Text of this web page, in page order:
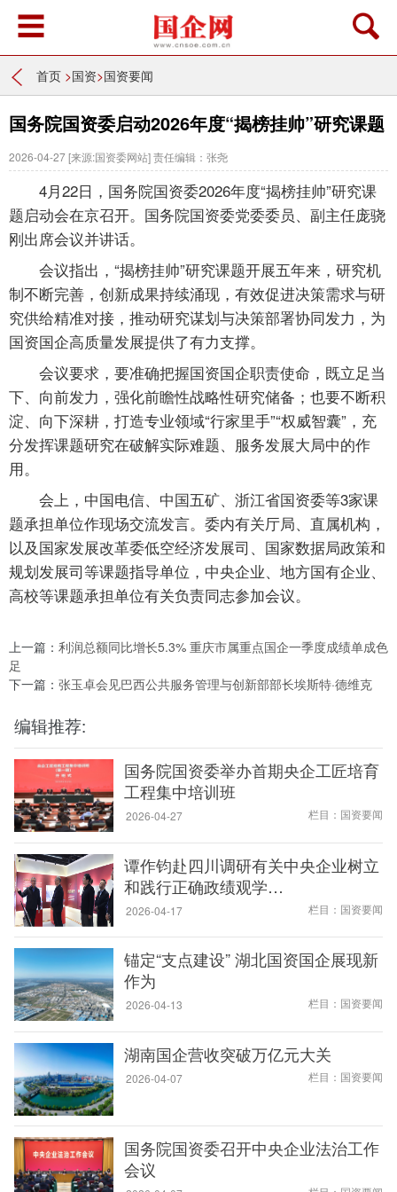
首页 >国资>国资要闻
国务院国资委启动2026年度“揭榜挂帅”研究课题
2026-04-27[来源:国资委网站]责任编辑：张尧
4月22日，国务院国资委2026年度“揭榜挂帅”研究课
题启动会在京召开。国务院国资委党委委员、副主任庞骁
刚出席会议并讲话。
会议指出，“揭榜挂帅”研究课题开展五年来，研究机
制不断完善，创新成果持续涌现，有效促进决策需求与研
究供给精准对接，推动研究谋划与决策部署协同发力，为
国资国企高质量发展提供了有力支撑。
会议要求，要准确把握国资国企职责使命，既立足当
下、向前发力，强化前瞻性战略性研究储备；也要不断积
淀、向下深耕，打造专业领域“行家里手”“权威智囊”，充
分发挥课题研究在破解实际难题、服务发展大局中的作
用。
会上，中国电信、中国五矿、浙江省国资委等3家课
题承担单位作现场交流发言。委内有关厅局、直属机构，
以及国家发展改革委低空经济发展司、国家数据局政策和
规划发展司等课题指导单位，中央企业、地方国有企业、
高校等课题承担单位有关负责同志参加会议。
上一篇： 利润总额同比增长5.3% 重庆市属重点国企一季度成绩单成色
足
下一篇： 张玉卓会见巴西公共服务管理与创新部部长埃斯特·德维克
编辑推荐:
国务院国资委举办首期央企工匠培育
工程集中培训班
2026-04-27 栏目：国资要闻
谭作钧赴四川调研有关中央企业树立
和践行正确政绩观学…
2026-04-17 栏目：国资要闻
锚定“支点建设” 湖北国资国企展现新
作为
2026-04-13 栏目：国资要闻
湖南国企营收突破万亿元大关
2026-04-07 栏目：国资要闻
国务院国资委召开中央企业法治工作
会议